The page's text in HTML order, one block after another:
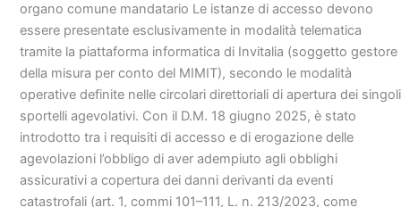
organo comune mandatario Le istanze di accesso devono
essere presentate esclusivamente in modalità telematica
tramite la piattaforma informatica di Invitalia (soggetto gestore
della misura per conto del MIMIT), secondo le modalità
operative definite nelle circolari direttoriali di apertura dei singoli
sportelli agevolativi. Con il D.M. 18 giugno 2025, è stato
introdotto tra i requisiti di accesso e di erogazione delle
agevolazioni l’obbligo di aver adempiuto agli obblighi
assicurativi a copertura dei danni derivanti da eventi
catastrofali (art. 1, commi 101–111, L. n. 213/2023, come